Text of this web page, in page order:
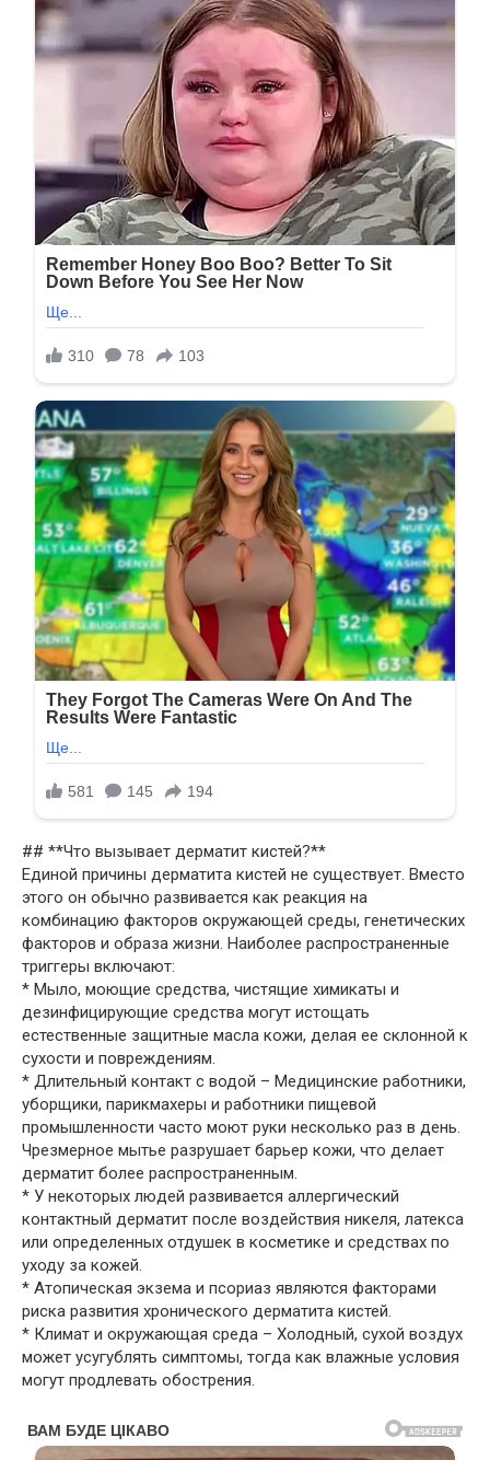
## **Что вызывает дерматит кистей?**
Единой причины дерматита кистей не существует. Вместо
этого он обычно развивается как реакция на
комбинацию факторов окружающей среды, генетических
факторов и образа жизни. Наиболее распространенные
триггеры включают:
* Мыло, моющие средства, чистящие химикаты и
дезинфицирующие средства могут истощать
естественные защитные масла кожи, делая ее склонной к
сухости и повреждениям.
* Длительный контакт с водой – Медицинские работники,
уборщики, парикмахеры и работники пищевой
промышленности часто моют руки несколько раз в день.
Чрезмерное мытье разрушает барьер кожи, что делает
дерматит более распространенным.
* У некоторых людей развивается аллергический
контактный дерматит после воздействия никеля, латекса
или определенных отдушек в косметике и средствах по
уходу за кожей.
* Атопическая экзема и псориаз являются факторами
риска развития хронического дерматита кистей.
* Климат и окружающая среда – Холодный, сухой воздух
может усугублять симптомы, тогда как влажные условия
могут продлевать обострения.